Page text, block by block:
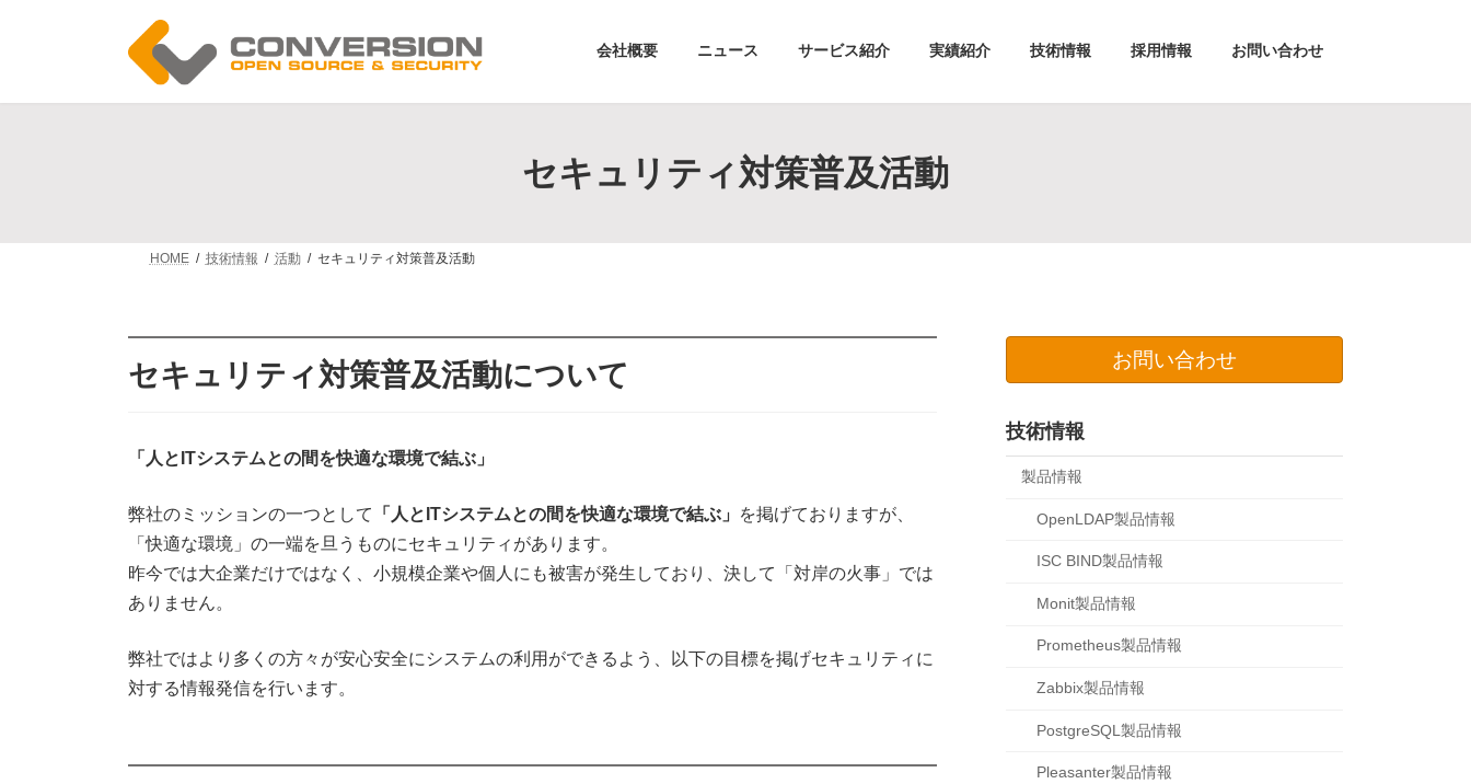
ツ
シ
会社概要 ニュース サービス紹介 実績紹介 技術情報 採用情報 お問い合わせ
セキュリティ対策普及活動
HOME 技術情報 活動 セキュリティ対策普及活動
セキュリティ対策普及活動について
「人とITシステムとの間を快適な環境で結ぶ」
弊社のミッションの一つとして 「人とITシステムとの間を快適な環境で結ぶ」
を掲げておりますが、
「快適な環境」の一端を旦うものにセキュリティがあります。
昨今では大企業だけではなく、小規模企業や個人にも被害が発生しており、決して「対岸の火事」では
ありません。
弊社ではより多くの方々が安心安全にシステムの利用ができるよう、以下の目標を掲げセキュリティに
対する情報発信を行います。
お問い合わせ
技術情報
製品情報
OpenLDAP製品情報
ISC BIND製品情報
Monit製品情報
Prometheus製品情報
Zabbix製品情報
PostgreSQL製品情報
Pleasanter製品情報